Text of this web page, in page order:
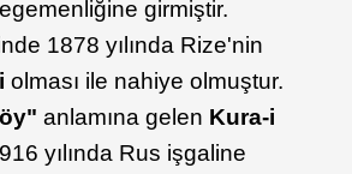
girmiştir.
1878 yılında Rize'nin
olması ile nahiye olmuştur.
anlamına gelen Kura-i
yılında Rus işgaline